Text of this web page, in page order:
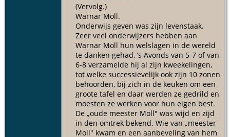
(Vervolg.)
Warnar Moll.
Onderwijs geven was zijn levenstaak.
Zeer veel onderwijzers hebben aan
Warnar Moll hun welslagen in de wereld
te danken gehad, ’s Avonds van 5-7 of van
6-8 verzamelde hij al zijn kweekelingen,
tot welke successievelijk ook zijn 10 zonen
behoorden, bij zich in de keuken om een
groote tafel en daar werden ze gedrild en
moesten ze werken voor hun eigen best.
De „oude meester Moll" was wijd en zijd
in den omtrek bekend. Wie van „meester
Moll" kwam en een aanbeveling van hem